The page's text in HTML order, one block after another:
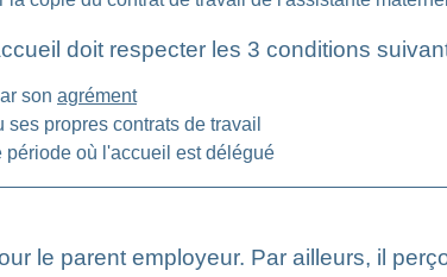
doit respecter les 3 conditions
son agrément
propres contrats de travail
période où l'accueil est délégué
le parent employeur. Par ailleurs, il